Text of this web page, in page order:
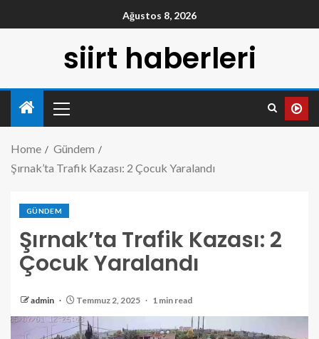
Ağustos 8, 2026
siirt haberleri
Home
Gündem
Şırnak’ta Trafik Kazası: 2 Çocuk Yaralandı
GÜNDEM
Şırnak’ta Trafik Kazası: 2
Çocuk Yaralandı
admin Temmuz 2, 2025 1 min read